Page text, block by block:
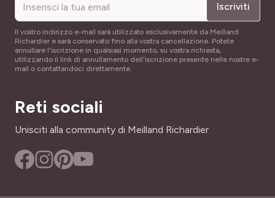
Iscriviti
Il vostro indirizzo e-mail sarà utilizzato esclusivamente da Meilland
Richardier e sarà conservato fino alla vostra cancellazione. Potete
annullare l'iscrizione in qualsiasi momento, su vostra richiesta,
utilizzando il link di annullamento dell'iscrizione presente nelle nostre e-
mail o contattandoci direttamente.
Reti sociali
Unisciti alla community di Meilland Richardier